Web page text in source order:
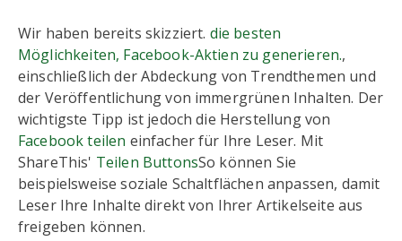
Wir haben bereits skizziert. die besten
Möglichkeiten, Facebook-Aktien zu generieren.,
einschließlich der Abdeckung von Trendthemen und
der Veröffentlichung von immergrünen Inhalten. Der
wichtigste Tipp ist jedoch die Herstellung von
Facebook teilen einfacher für Ihre Leser. Mit
ShareThis' Teilen ButtonsSo können Sie
beispielsweise soziale Schaltflächen anpassen, damit
Leser Ihre Inhalte direkt von Ihrer Artikelseite aus
freigeben können.